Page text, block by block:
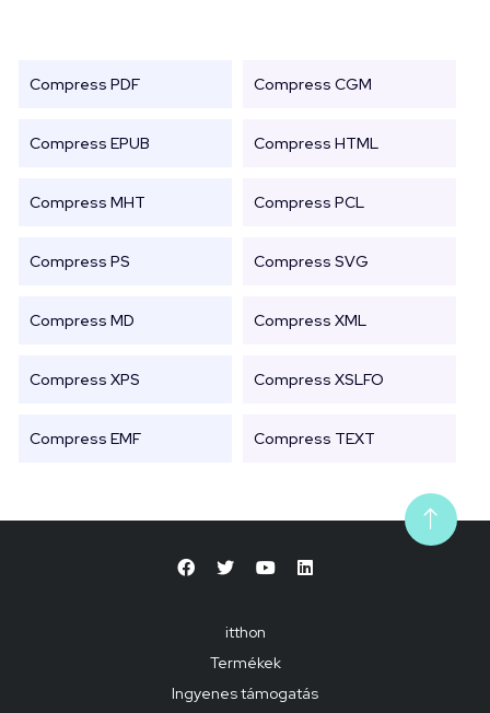
Compress PDF Compress CGM
Compress EPUB Compress HTML
Compress MHT Compress PCL
Compress PS Compress SVG
Compress MD Compress XML
Compress XPS Compress XSLFO
Compress EMF Compress TEXT
itthon
Termékek
Ingyenes támogatás